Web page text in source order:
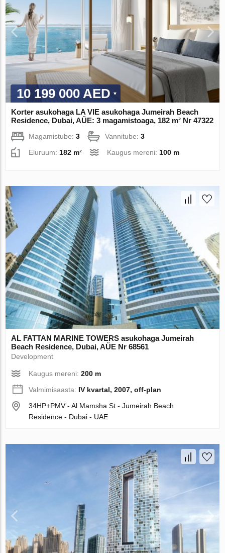
10 199 000 AED
Korter asukohaga LA VIE asukohaga Jumeirah Beach
Residence, Dubai, AÜE: 3 magamistoaga, 182 m² Nr 47322
Magamistube:3 Vannitube:3
Eluruum: 182 m² Kaugus mereni: 100 m
AL FATTAN MARINE TOWERS asukohaga Jumeirah
Beach Residence, Dubai, AÜE Nr 68561
Development
Kaugus mereni:200 m
Valmimisaasta: IV kvartal, 2007, off-plan
34HP+PMV - Al Mamsha St - Jumeirah Beach
Residence - Dubai - UAE